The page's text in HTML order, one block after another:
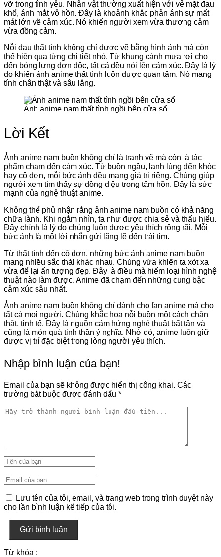
vỡ trong tình yêu. Nhân vật thường xuất hiện với vẻ mặt đau
khổ, ánh mắt vô hồn. Đây là khoảnh khắc phản ánh sự mất
mát lớn về cảm xúc. Nó khiến người xem vừa thương cảm
vừa đồng cảm.
Nỗi đau thất tình không chỉ được vẽ bằng hình ảnh mà còn
thể hiện qua từng chi tiết nhỏ. Từ khung cảnh mưa rơi cho
đến bóng lưng đơn độc, tất cả đều nói lên cảm xúc. Đây là lý
do khiến ảnh anime thất tình luôn được quan tâm. Nó mang
tính chân thật và sâu lắng.
Ảnh anime nam thất tình ngồi bên cửa sổ
Lời Kết
Ảnh anime nam buồn không chỉ là tranh vẽ mà còn là tác
phẩm chạm đến cảm xúc. Từ buồn ngầu, lạnh lùng đến khóc
hay cô đơn, mỗi bức ảnh đều mang giá trị riêng. Chúng giúp
người xem tìm thấy sự đồng điệu trong tâm hồn. Đây là sức
mạnh của nghệ thuật anime.
Không thể phủ nhận rằng ảnh anime nam buồn có khả năng
chữa lành. Khi ngắm nhìn, ta như được chia sẻ và thấu hiểu.
Đây chính là lý do chúng luôn được yêu thích rộng rãi. Mỗi
bức ảnh là một lời nhắn gửi lặng lẽ đến trái tim.
Từ thất tình đến cô đơn, những bức ảnh anime nam buồn
mang nhiều sắc thái khác nhau. Chúng vừa khiến ta xót xa
vừa để lại ấn tượng đẹp. Đây là điều mà hiếm loại hình nghệ
thuật nào làm được. Anime đã chạm đến những cung bậc
cảm xúc sâu nhất.
Ảnh anime nam buồn không chỉ dành cho fan anime mà cho
tất cả mọi người. Chúng khắc họa nỗi buồn một cách chân
thật, tinh tế. Đây là nguồn cảm hứng nghệ thuật bất tận và
cũng là món quà tinh thần ý nghĩa. Nhờ đó, anime luôn giữ
được vị trí đặc biệt trong lòng người yêu thích.
Nhập bình luận của bạn!
Email của bạn sẽ không được hiển thị công khai. Các
trường bắt buộc được đánh dấu *
Lưu tên của tôi, email, và trang web trong trình duyệt này
cho lần bình luận kế tiếp của tôi.
Gửi bình luận
Từ khóa :